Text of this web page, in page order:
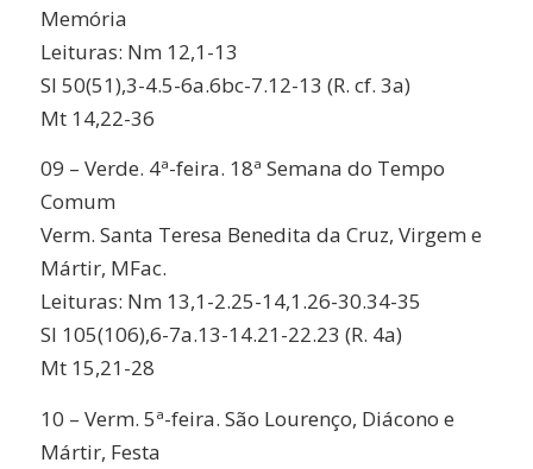
Memória
Leituras: Nm 12,1-13
Sl 50(51),3-4.5-6a.6bc-7.12-13 (R. cf. 3a)
Mt 14,22-36
09 – Verde. 4ª-feira. 18ª Semana do Tempo
Comum
Verm. Santa Teresa Benedita da Cruz, Virgem e
Mártir, MFac.
Leituras: Nm 13,1-2.25-14,1.26-30.34-35
Sl 105(106),6-7a.13-14.21-22.23 (R. 4a)
Mt 15,21-28
10 – Verm. 5ª-feira. São Lourenço, Diácono e
Mártir, Festa